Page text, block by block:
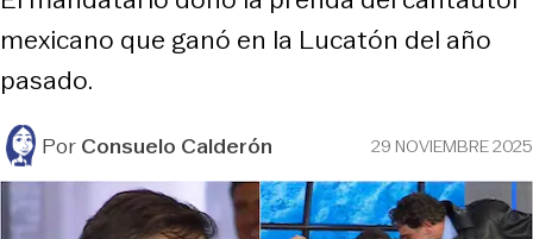
mexicano que ganó en la Lucatón del año
pasado.
PorConsuelo Calderón 29 NOVIEMBRE 2025